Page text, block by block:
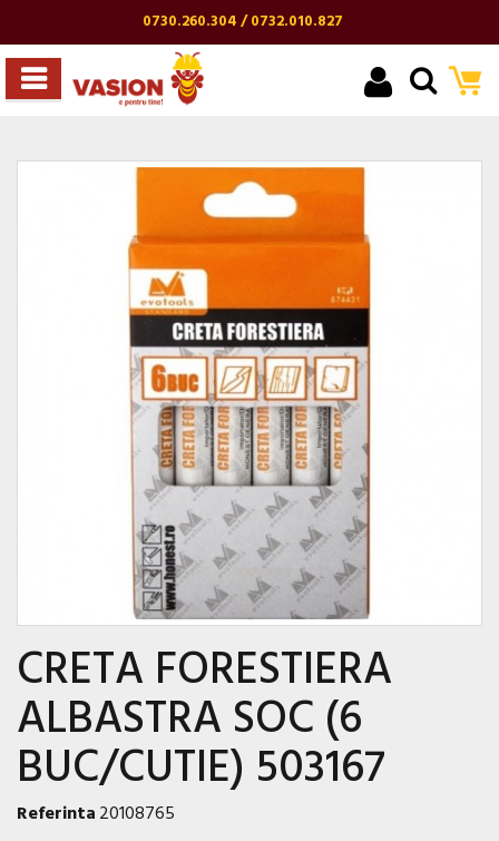
0730.260.304 / 0732.010.827
CRETA FORESTIERA
ALBASTRA SOC (6
BUC/CUTIE) 503167
Referinta20108765